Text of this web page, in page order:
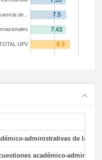
UPV
de...
administrativas de la
académico-